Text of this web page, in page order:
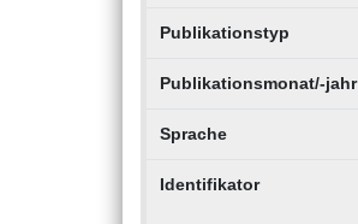
Publikationstyp
Publikationsmonat/-jahr
Sprache
Identifikator